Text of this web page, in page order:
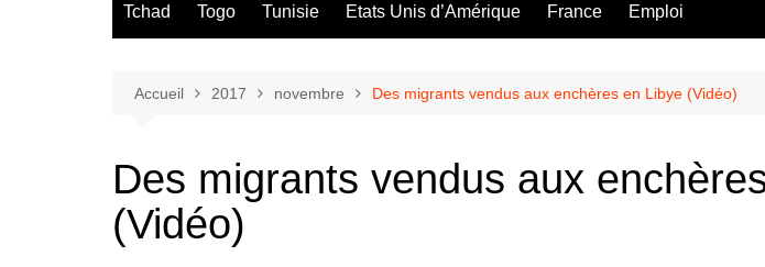
Tchad Togo Tunisie Etats Unis d’Amérique France Emploi
Accueil 2017 novembre Des migrants vendus aux enchères en Libye (Vidéo)
Des migrants vendus aux
(Vidéo)